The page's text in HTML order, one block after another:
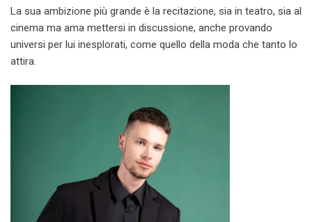
La sua ambizione più grande è la recitazione, sia in teatro, sia al
cinema ma ama mettersi in discussione, anche provando
universi per lui inesplorati, come quello della moda che tanto lo
attira.